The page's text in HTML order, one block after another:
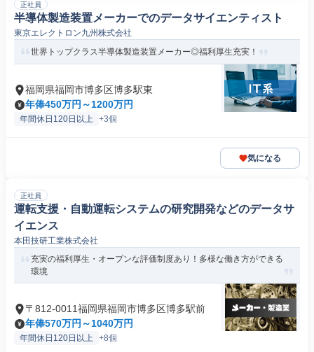
正社員
半導体製造装置メーカーでのデータサイエンティスト
東京エレクトロン九州株式会社
世界トップクラス半導体製造装置メーカー◎福利厚生充実！
福岡県福岡市博多区博多駅東
年俸450万円～1200万円
年間休日120日以上 +3個
気になる
正社員
運転支援・自動運転システムの研究開発などのデータサ
イエンス
本田技研工業株式会社
充実の福利厚生・オープンな評価制度あり！多様な働き方ができる
環境
〒812-0011福岡県福岡市博多区博多駅前
年俸570万円～1040万円
年間休日120日以上 +8個